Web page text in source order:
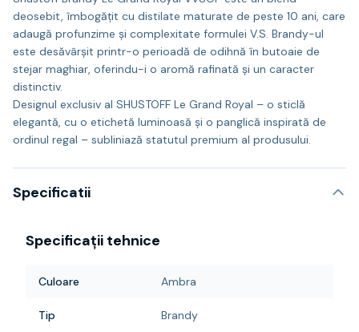
deosebit, îmbogățit cu distilate maturate de peste 10 ani, care
adaugă profunzime și complexitate formulei V.S. Brandy-ul
este desăvârșit printr-o perioadă de odihnă în butoaie de
stejar maghiar, oferindu-i o aromă rafinată și un caracter
distinctiv.
Designul exclusiv al SHUSTOFF Le Grand Royal – o sticlă
elegantă, cu o etichetă luminoasă și o panglică inspirată de
ordinul regal – subliniază statutul premium al produsului.
Specificatii
Specificații tehnice
Culoare Ambra
Tip Brandy